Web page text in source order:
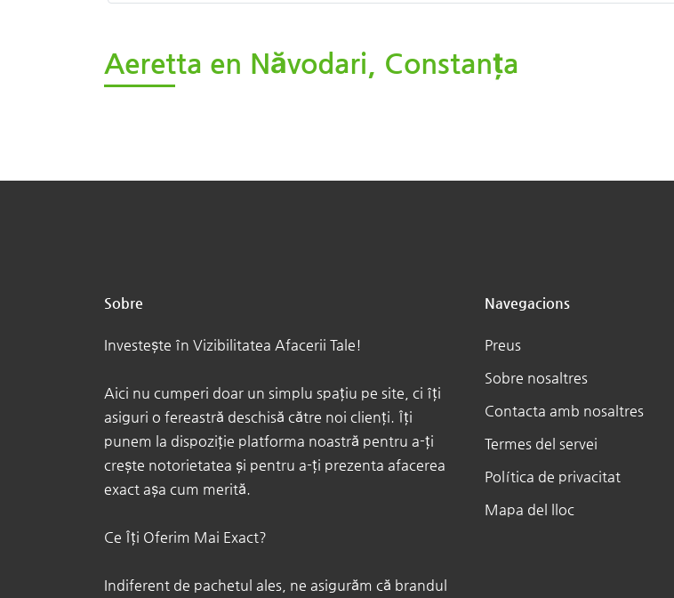
Aeretta en Năvodari, Constanța
Sobre
Investește în Vizibilitatea Afacerii Tale!​
Aici nu cumperi doar un simplu spațiu pe site, ci îți
asiguri o fereastră deschisă către noi clienți. Îți
punem la dispoziție platforma noastră pentru a-ți
crește notorietatea și pentru a-ți prezenta afacerea
exact așa cum merită.
Ce Îți Oferim Mai Exact? ​
Indiferent de pachetul ales, ne asigurăm că brandul
Navegacions
Preus
Sobre nosaltres
Contacta amb nosaltres
Termes del servei
Política de privacitat
Mapa del lloc